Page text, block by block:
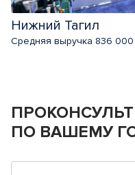
Нижний Тагил
Средняя выручка 836
ПО ВАШЕМУ